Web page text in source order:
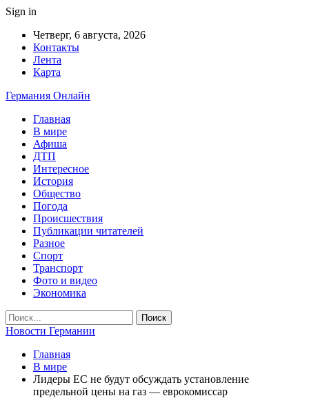
Sign in
Четверг, 6 августа, 2026
Контакты
Лента
Карта
Германия Онлайн
Главная
В мире
Афиша
ДТП
Интересное
История
Общество
Погода
Происшествия
Публикации читателей
Разное
Спорт
Транспорт
Фото и видео
Экономика
Новости Германии
Главная
В мире
Лидеры ЕС не будут обсуждать установление
предельной цены на газ — еврокомиссар